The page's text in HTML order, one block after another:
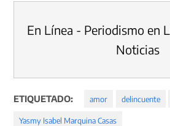
En Línea - Periodismo en
Noticias
ETIQUETADO: amor delincuente
Yasmy Isabel Marquina Casas